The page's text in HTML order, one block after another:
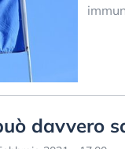
davvero